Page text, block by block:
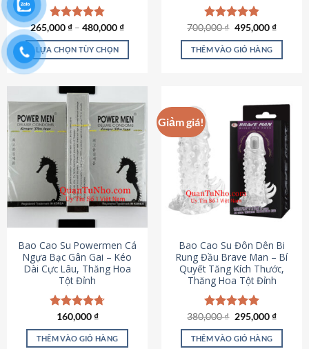
Được xếp
hạng4.87
5 sao
265,000₫ – 480,000₫
LỰA CHỌN TÙY CHỌN
này
có
nhiều
biến
thể.
Các
tùy
chọn
có
chọn
trên
trang
sản
phẩm
Được xếp
hạng4.83
5 sao
700,000₫ Giá
là:
700,000 ₫.
495,000₫Giá
tại
THÊM VÀO GIỎ HÀNG
Bao Cao Su Powermen Cá
Ngựa Bạc Gân Gai – Kéo
Dài Cực Lâu, Thăng Hoa
Tột Đỉnh
Được xếp
hạng4.73
5 sao
160,000₫
THÊM VÀO GIỎ HÀNG
Giảm giá!
Bao Cao Su Đôn Dên Bi
Rung Đầu Brave Man – Bí
Quyết Tăng Kích Thước,
Thăng Hoa Tột Đỉnh
Được xếp
hạng5.00
5 sao
380,000₫ Giá
là:
380,000 ₫.
295,000₫Giá
tại
THÊM VÀO GIỎ HÀNG